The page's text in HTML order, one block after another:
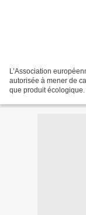
L’Association
autorisée à mener de
que produit écologique.